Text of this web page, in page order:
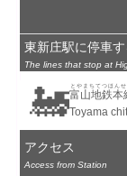
東新庄駅に停車
The lines that stop at
🚂富山地鉄本
とやまちてつほんせ
Toyama
アクセス
Access from Station